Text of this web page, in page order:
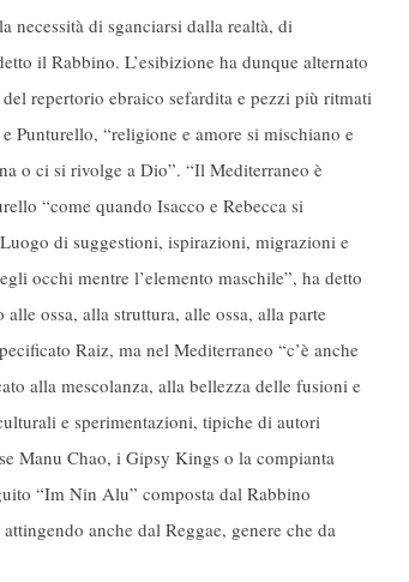
di sganciarsi dalla realtà, di
il Rabbino. L’esibizione ha dunque alternato
repertorio ebraico sefardita e pezzi più ritmati
Punturello, “religione e amore si mischiano e
o ci si rivolge a Dio”. “Il Mediterraneo è
“come quando Isacco e Rebecca si
di suggestioni, ispirazioni, migrazioni e
occhi mentre l’elemento maschile”, ha detto
ossa, alla struttura, alle ossa, alla parte
Raiz, ma nel Mediterraneo “c’è anche
alla mescolanza, alla bellezza delle fusioni e
e sperimentazioni, tipiche di autori
Manu Chao, i Gipsy Kings o la compianta
“Im Nin Alu” composta dal Rabbino
anche dal Reggae, genere che da